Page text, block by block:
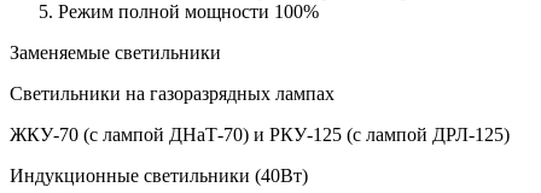
Режим полной мощности 100%
Заменяемые светильники
Светильники на газоразрядных лампах
ЖКУ-70 (с лампой ДНаТ-70) и РКУ-125 (с лампой ДРЛ-125)
Индукционные светильники (40Вт)